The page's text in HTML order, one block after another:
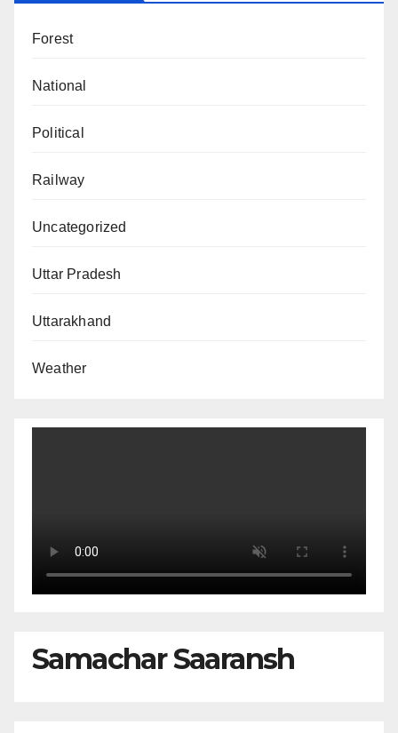
Forest
National
Political
Railway
Uncategorized
Uttar Pradesh
Uttarakhand
Weather
Samachar Saaransh